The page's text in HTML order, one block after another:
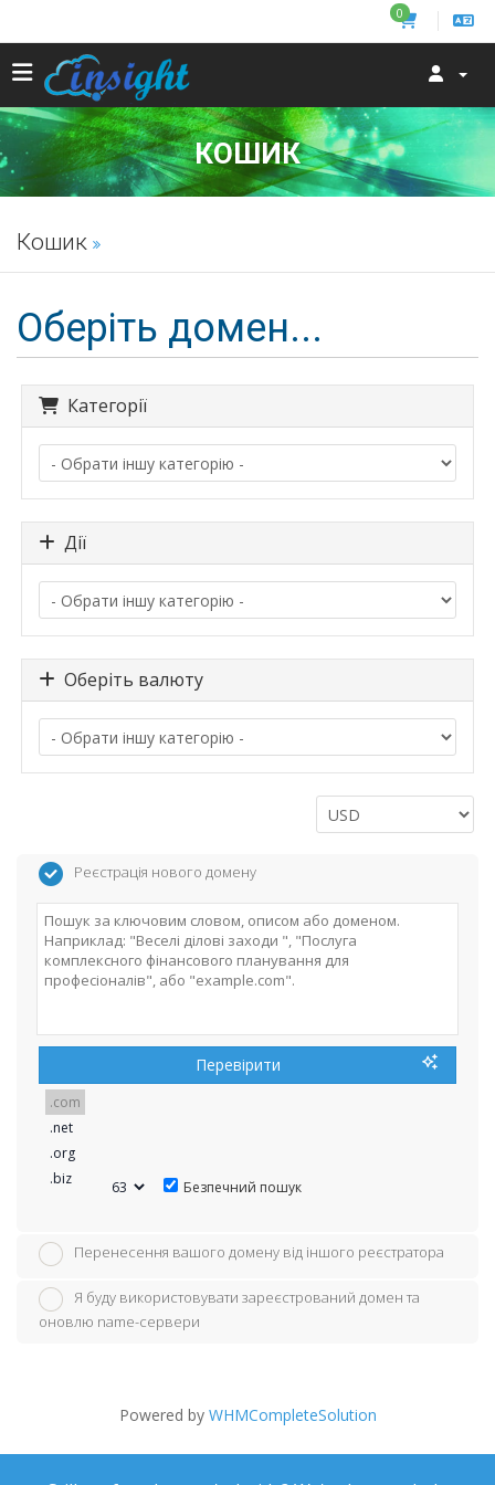
0
КОШИК
Кошик
Оберіть домен...
Категорії
Дії
Оберіть валюту
Реєстрація нового домену
Перевірити
Безпечний пошук
Перенесення вашого домену від іншого реєстратора
Я буду використовувати зареєстрований домен та
оновлю name-сервери
Powered by WHMCompleteSolution